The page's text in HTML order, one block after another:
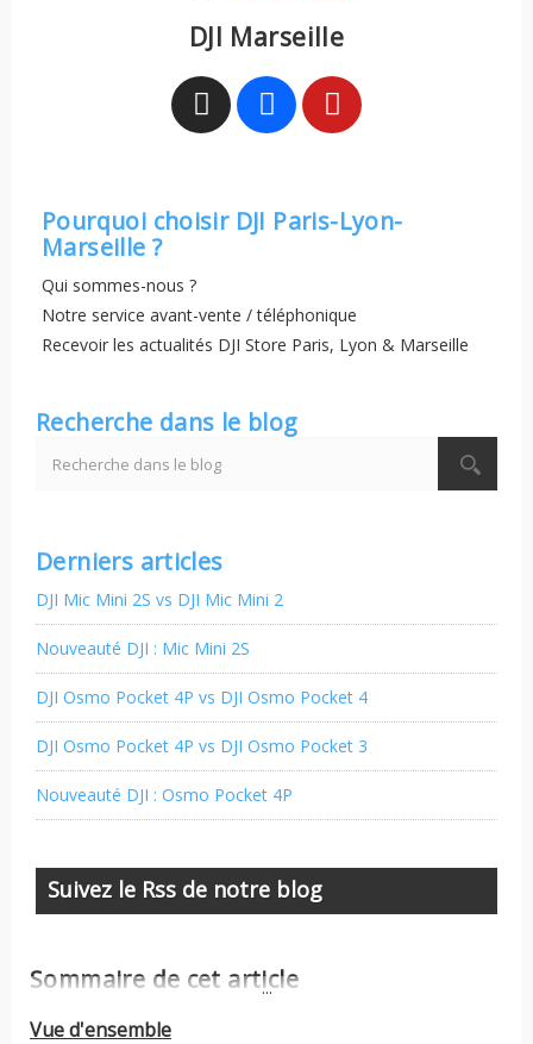
DJI Marseille
Pourquoi choisir DJI Paris-Lyon-
Marseille ?
Qui sommes-nous ?
Notre service avant-vente / téléphonique
Recevoir les actualités DJI Store Paris, Lyon & Marseille
Recherche dans le blog
Derniers articles
DJI Mic Mini 2S vs DJI Mic Mini 2
Nouveauté DJI : Mic Mini 2S
DJI Osmo Pocket 4P vs DJI Osmo Pocket 4
DJI Osmo Pocket 4P vs DJI Osmo Pocket 3
Nouveauté DJI : Osmo Pocket 4P
Suivez le Rss de notre blog
Sommaire de cet article
...
Vue d'ensemble